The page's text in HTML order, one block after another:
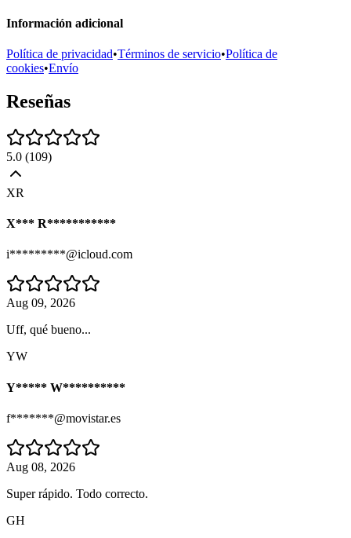
Información adicional
Política de privacidad•Términos de servicio•Política de
cookies•Envío
Reseñas
5.0 (109)
XR
X*** R***********
i*********@icloud.com
Aug 09, 2026
Uff, qué bueno...
YW
Y***** W**********
f*******@movistar.es
Aug 08, 2026
Super rápido. Todo correcto.
GH